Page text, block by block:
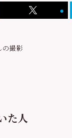
の撮影
た人